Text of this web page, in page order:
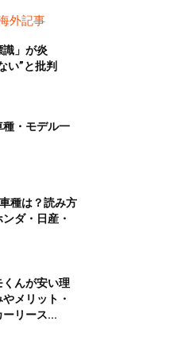
外記事
識」が炎
い”と批判
種・モデル一
種は？読み方
ダ・日産・
くんが安い理
メリット・
リース...